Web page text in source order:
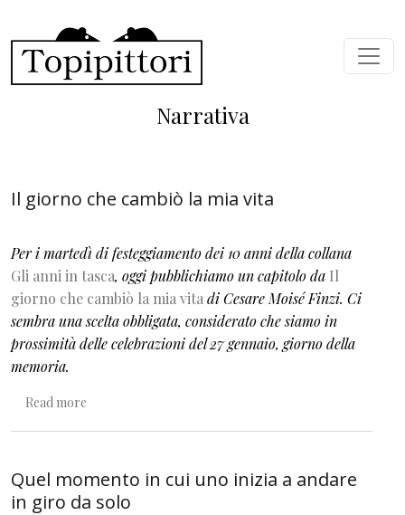
Narrativa
Il giorno che cambiò la mia vita
Per i martedì di festeggiamento dei 10 anni della collana
Gli anni in tasca, oggi pubblichiamo un capitolo da Il
giorno che cambiò la mia vita di Cesare Moisé Finzi. Ci
sembra una scelta obbligata, considerato che siamo in
prossimità delle celebrazioni del 27 gennaio, giorno della
memoria.
Read more
Quel momento in cui uno inizia a andare
in giro da solo